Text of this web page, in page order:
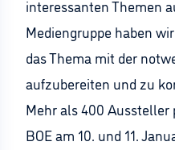
interessanten Themen
Mediengruppe haben
das Thema mit der
aufzubereiten und zu
Mehr als 400 Aussteller
BOE am 10. und 11.